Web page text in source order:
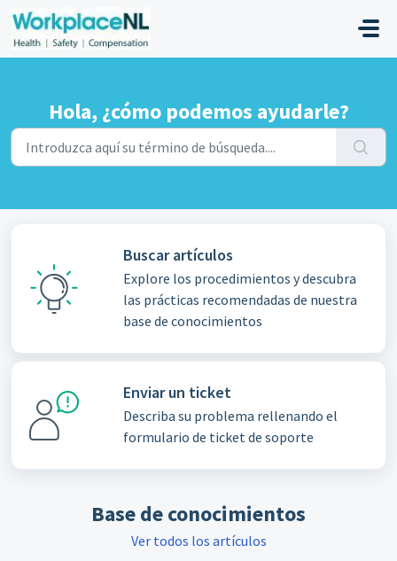
Ir al contenido principal
Hola, ¿cómo podemos ayudarle?
Buscar artículos
Explore los procedimientos y descubra
las prácticas recomendadas de nuestra
base de conocimientos
Enviar un ticket
Describa su problema rellenando el
formulario de ticket de soporte
Base de conocimientos
Ver todos los artículos